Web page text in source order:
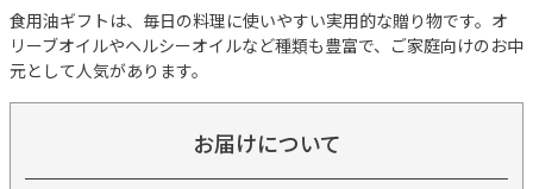
食用油ギフトは、毎日の料理に使いやすい実用的な贈り物です。オ
リーブオイルやヘルシーオイルなど種類も豊富で、ご家庭向けのお中
元として人気があります。
お届けについて